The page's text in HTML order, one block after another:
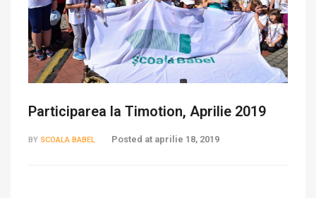
Participarea la Timotion, Aprilie 2019
BY SCOALA BABEL Posted at aprilie 18, 2019